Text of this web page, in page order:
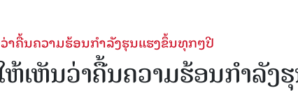
ວ່າຄື້ນຄວາມຮ້ອນກຳລັງຮຸນແຮງຂຶ້ນທຸກໆປີ
ຫ້ເຫັນວ່າຄື້ນຄວາມຮ້ອນກຳລັ